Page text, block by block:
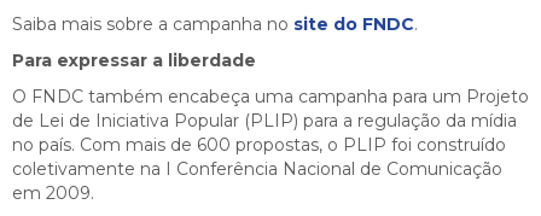
Saiba mais sobre a campanha no site do FNDC.
Para expressar a liberdade
O FNDC também encabeça uma campanha para um Projeto
de Lei de Iniciativa Popular (PLIP) para a regulação da mídia
no país. Com mais de 600 propostas, o PLIP foi construído
coletivamente na I Conferência Nacional de Comunicação
em 2009.